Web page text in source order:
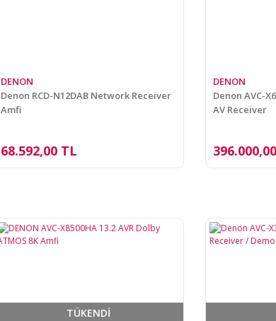
DENON
Denon RCD-N12DAB Network Receiver
Amfi
68.592,00 TL
DENON
Denon AVC-
AV Receiver
TÜKENDİ